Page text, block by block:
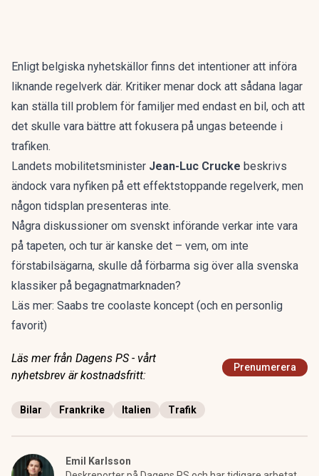
Enligt belgiska nyhetskällor finns det intentioner att införa
liknande regelverk där. Kritiker menar dock att sådana lagar
kan ställa till problem för familjer med endast en bil, och att
det skulle vara bättre att fokusera på ungas beteende i
trafiken.
Landets mobilitetsminister Jean-Luc Crucke beskrivs
ändock vara nyfiken på ett effektstoppande regelverk, men
någon tidsplan presenteras inte.
Några diskussioner om svenskt införande verkar inte vara
på tapeten, och tur är kanske det – vem, om inte
förstabilsägarna, skulle då förbarma sig över alla svenska
klassiker på begagnatmarknaden?
Läs mer: Saabs tre coolaste koncept (och en personlig
favorit)
Läs mer från Dagens PS - vårt
nyhetsbrev är kostnadsfritt:
Prenumerera
Bilar Frankrike Italien Trafik
Emil Karlsson